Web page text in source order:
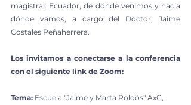
magistral: Ecuador, de dónde venimos y hacia
dónde vamos, a cargo del Doctor, Jaime
Costales Peñaherrera.
Los invitamos a conectarse a la conferencia
con el siguiente link de Zoom:
Tema: Escuela "Jaime y Marta Roldós" AxC,